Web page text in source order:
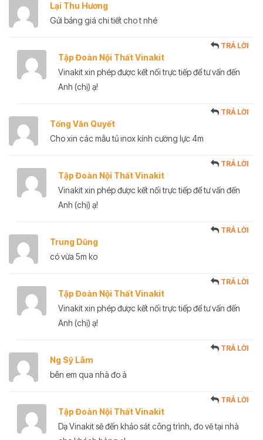
Lại Thu Hương
Gửi bảng giá chi tiết cho t nhé
Tập Đoàn Nội Thất Vinakit
TRẢ LỜI
Vinakit xin phép được kết nối trực tiếp để tư vấn đến
Anh (chị) ạ!
Tống Văn Quyết
TRẢ LỜI
Cho xin các mẫu tủ inox kính cường lực 4m
Tập Đoàn Nội Thất Vinakit
TRẢ LỜI
Vinakit xin phép được kết nối trực tiếp để tư vấn đến
Anh (chị) ạ!
Trung Dũng
TRẢ LỜI
có vừa 5m ko
Tập Đoàn Nội Thất Vinakit
TRẢ LỜI
Vinakit xin phép được kết nối trực tiếp để tư vấn đến
Anh (chị) ạ!
Ng Sỹ Lâm
TRẢ LỜI
bên em qua nhà đo à
Tập Đoàn Nội Thất Vinakit
TRẢ LỜI
Dạ Vinakit sẽ đến khảo sát công trình, đo vẽ tại nhà